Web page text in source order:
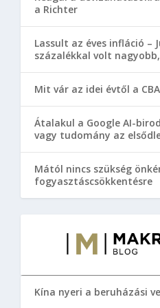
a Richter
Lassult az éves infláció –
százalékkal volt
Mit vár az idei évtől a
Átalakul a Google AI-
vagy tudomány az
Mától nincs szükség
fogyasztáscsökkentésre
Kína nyeri a beruházási